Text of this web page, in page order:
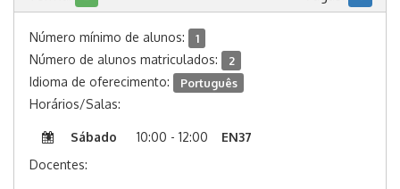
Número mínimo de alunos: 1
Número de alunos matriculados: 2
Idioma de oferecimento: Português
Horários/Salas:
Sábado 10:00 - 12:00
EN37
Docentes: